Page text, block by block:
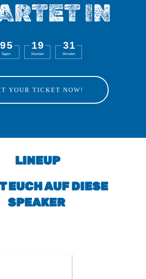
IN
95
Tagen
19
Stunden
31
Minuten
YOUR TICKET NOW!
LINEUP
EUCH AUF DIESE
SPEAKER